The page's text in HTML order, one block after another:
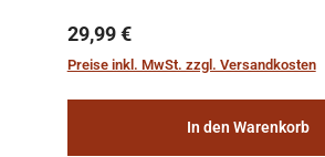
Regulärer Preis:
29,99 €
Preise inkl. MwSt. zzgl. Versandkosten
In den Warenkorb